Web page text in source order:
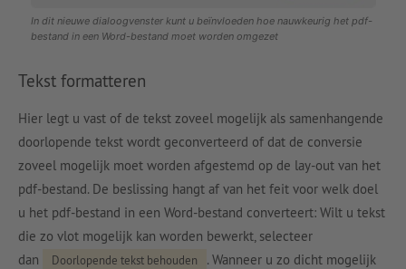
In dit nieuwe dialoogvenster kunt u beïnvloeden hoe nauwkeurig het pdf-
bestand in een Word-bestand moet worden omgezet
Tekst formatteren
Hier legt u vast of de tekst zoveel mogelijk als samenhangende
doorlopende tekst wordt geconverteerd of dat de conversie
zoveel mogelijk moet worden afgestemd op de lay-out van het
pdf-bestand. De beslissing hangt af van het feit voor welk doel
u het pdf-bestand in een Word-bestand converteert: Wilt u tekst
die zo vlot mogelijk kan worden bewerkt, selecteer
dan
Doorlopende tekst behouden
. Wanneer u zo dicht mogelijk